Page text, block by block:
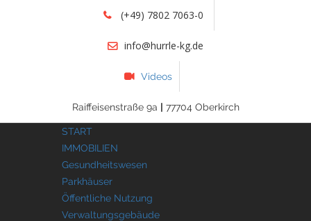
(+49) 7802 7063-0
info@hurrle-kg.de
Videos
Raiffeisenstraße 9a | 77704 Oberkirch
START
IMMOBILIEN
Gesundheitswesen
Parkhäuser
Öffentliche Nutzung
Verwaltungsgebäude